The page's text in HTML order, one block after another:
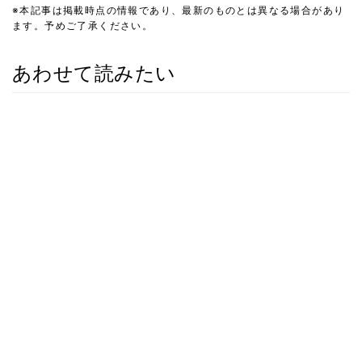
※本記事は掲載時点の情報であり、最新のものとは異なる場合があり
ます。予めご了承ください。
あわせて読みたい